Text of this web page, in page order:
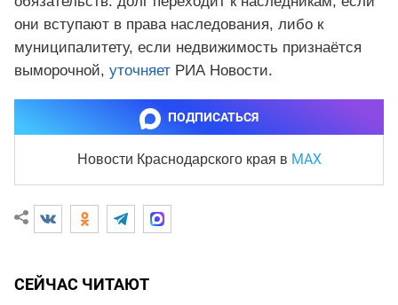
они вступают в права наследования, либо к
муниципалитету, если недвижимость признаётся
выморочной, уточняет РИА Новости.
ПОДПИСАТЬСЯ
Новости Краснодарского края в MAX
СЕЙЧАС ЧИТАЮТ